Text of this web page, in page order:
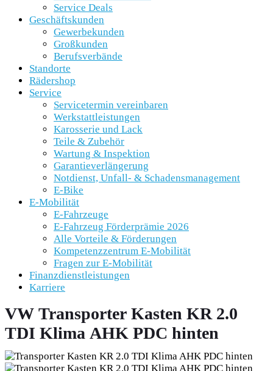
Service Deals
Geschäftskunden
Gewerbekunden
Großkunden
Berufsverbände
Standorte
Rädershop
Service
Servicetermin vereinbaren
Werkstattleistungen
Karosserie und Lack
Teile & Zubehör
Wartung & Inspektion
Garantieverlängerung
Notdienst, Unfall- & Schadensmanagement
E-Bike
E-Mobilität
E-Fahrzeuge
E-Fahrzeug Förderprämie 2026
Alle Vorteile & Förderungen
Kompetenzzentrum E-Mobilität
Fragen zur E-Mobilität
Finanzdienstleistungen
Karriere
VW Transporter Kasten KR 2.0
TDI Klima AHK PDC hinten